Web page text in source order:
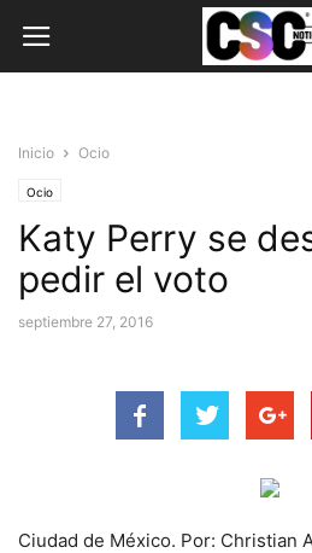
Inicio Ocio
Ocio
Katy Perry se
pedir el voto
septiembre 27, 2016
Ciudad de México. Por: Christian